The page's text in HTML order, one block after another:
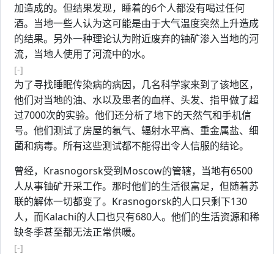
加造成的。但结果发现，睡着的6个人都没有喝过任何
酒。当地一些人认为这可能是由于大气温度突然上升造成
的结果。另外一种理论认为附近废弃的铀矿渗入当地的河
流，当地人使用了河流中的水。
[-]
为了寻找睡眠传染病的病因，几名科学家来到了该地区，
他们对当地的油、水以及患者的血样、头发、指甲做了超
过7000次的实验。他们还分析了地下的天然气和手机信
号。他们测试了房屋的氡气、辐射水平高、重金属盐、细
菌和病毒。所有这些测试都不能得出令人信服的结论。
曾经，Krasnogorsk受到Moscow的管辖，当地有6500
人从事铀矿开采工作。那时他们的生活很富足，但随着苏
联的解体一切都变了。Krasnogorsk的人口只剩下130
人，而Kalachi的人口也只有680人。他们的生活资源和稀
缺冬季甚至都无法正常供暖。
[-]